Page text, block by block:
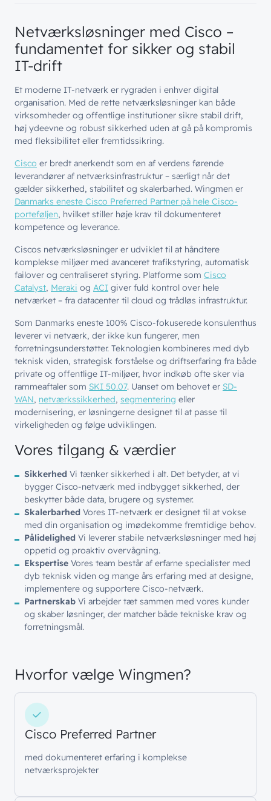
Netværksløsninger med Cisco –
fundamentet for sikker og stabil
IT-drift
Et moderne IT-netværk er rygraden i enhver digital
organisation. Med de rette netværksløsninger kan både
virksomheder og offentlige institutioner sikre stabil drift,
høj ydeevne og robust sikkerhed uden at gå på kompromis
med fleksibilitet eller fremtidssikring.
Cisco er bredt anerkendt som en af verdens førende
leverandører af netværksinfrastruktur – særligt når det
gælder sikkerhed, stabilitet og skalerbarhed. Wingmen er
Danmarks eneste Cisco Preferred Partner på hele Cisco-
porteføljen, hvilket stiller høje krav til dokumenteret
kompetence og leverance.
Ciscos netværksløsninger er udviklet til at håndtere
komplekse miljøer med avanceret trafikstyring, automatisk
failover og centraliseret styring. Platforme som Cisco
Catalyst, Meraki og ACI giver fuld kontrol over hele
netværket – fra datacenter til cloud og trådløs infrastruktur.
Som Danmarks eneste 100% Cisco-fokuserede konsulenthus
leverer vi netværk, der ikke kun fungerer, men
forretningsunderstøtter. Teknologien kombineres med dyb
teknisk viden, strategisk forståelse og driftserfaring fra både
private og offentlige IT-miljøer, hvor indkøb ofte sker via
rammeaftaler som SKI 50.07. Uanset om behovet er SD-
WAN, netværkssikkerhed, segmentering eller
modernisering, er løsningerne designet til at passe til
virkeligheden og følge udviklingen.
Vores tilgang & værdier
Sikkerhed Vi tænker sikkerhed i alt. Det betyder, at vi
bygger Cisco-netværk med indbygget sikkerhed, der
beskytter både data, brugere og systemer.
Skalerbarhed Vores IT-netværk er designet til at vokse
med din organisation og imødekomme fremtidige behov.
Pålidelighed Vi leverer stabile netværksløsninger med høj
oppetid og proaktiv overvågning.
Ekspertise Vores team består af erfarne specialister med
dyb teknisk viden og mange års erfaring med at designe,
implementere og supportere Cisco-netværk.
Partnerskab Vi arbejder tæt sammen med vores kunder
og skaber løsninger, der matcher både tekniske krav og
forretningsmål.
Hvorfor vælge Wingmen?
Cisco Preferred Partner
med dokumenteret erfaring i komplekse
netværksprojekter